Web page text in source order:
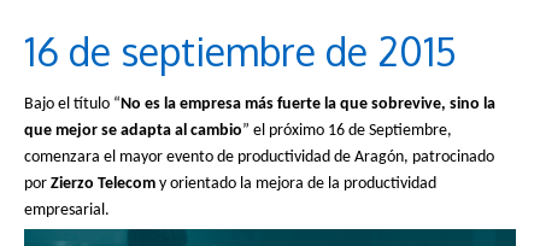
16 de septiembre de 2015
Bajo el título “No es la empresa más fuerte la que sobrevive, sino la
que mejor se adapta al cambio” el próximo 16 de Septiembre,
comenzara el mayor evento de productividad de Aragón, patrocinado
por Zierzo Telecom y orientado la mejora de la productividad
empresarial.